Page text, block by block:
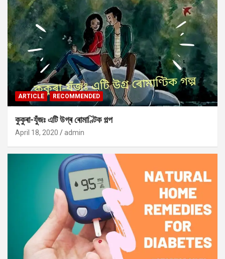
ARTICLE RECOMMENDED
কুকুৰা-যুঁজঃ এটি উগ্ৰ ৰোমাণ্টিক গল্প
April 18, 2020 admin